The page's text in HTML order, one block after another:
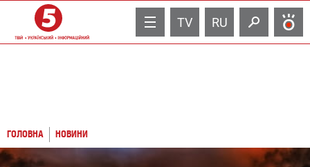
TV RU
ГОЛОВНА НОВИНИ